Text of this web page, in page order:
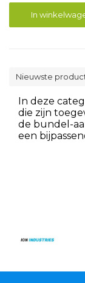
In
Nieuwste
In deze
die zijn
de bundel-
een